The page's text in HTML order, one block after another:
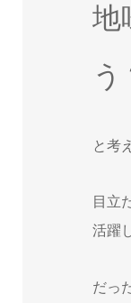
地
う
と考
目立
活躍
だっ